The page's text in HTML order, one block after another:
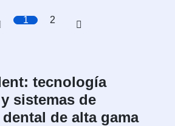
1 2
tecnología
sistemas de
de alta gama